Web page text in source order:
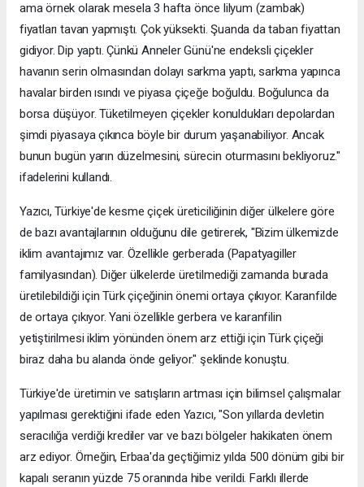
ama örnek olarak mesela 3 hafta önce lilyum (zambak)
fiyatları tavan yapmıştı. Çok yüksekti. Şuanda da taban fiyattan
gidiyor. Dip yaptı. Çünkü Anneler Günü'ne endeksli çiçekler
havanın serin olmasından dolayı sarkma yaptı, sarkma yapınca
havalar birden ısındı ve piyasa çiçeğe boğuldu. Boğulunca da
borsa düşüyor. Tüketilmeyen çiçekler konuldukları depolardan
şimdi piyasaya çıkınca böyle bir durum yaşanabiliyor. Ancak
bunun bugün yarın düzelmesini, sürecin oturmasını bekliyoruz."
ifadelerini kullandı.
Yazıcı, Türkiye'de kesme çiçek üreticiliğinin diğer ülkelere göre
de bazı avantajlarının olduğunu dile getirerek, "Bizim ülkemizde
iklim avantajımız var. Özellikle gerberada (Papatyagiller
familyasından). Diğer ülkelerde üretilmediği zamanda burada
üretilebildiği için Türk çiçeğinin önemi ortaya çıkıyor. Karanfilde
de ortaya çıkıyor. Yani özellikle gerbera ve karanfilin
yetiştirilmesi iklim yönünden önem arz ettiği için Türk çiçeği
biraz daha bu alanda önde geliyor." şeklinde konuştu.
Türkiye'de üretimin ve satışların artması için bilimsel çalışmalar
yapılması gerektiğini ifade eden Yazıcı, "Son yıllarda devletin
seracılığa verdiği krediler var ve bazı bölgeler hakikaten önem
arz ediyor. Örneğin, Erbaa'da geçtiğimiz yılda 500 dönüm gibi bir
kapalı seranın yüzde 75 oranında hibe verildi. Farklı illerde